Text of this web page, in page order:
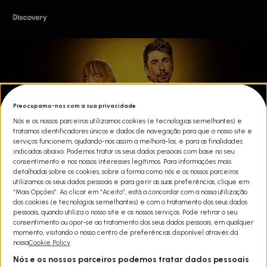
A FEBRE DO OURO T14
Preocupamo-nos com a sua privacidade
Nós e os nossos parceiros utilizamos cookies (e tecnologias semelhantes) e
tratamos identificadores únicos e dados de navegação para que o nosso site e
serviços funcionem, ajudando-nos assim a melhorá-los, e para as finalidades
indicadas abaixo. Podemos tratar os seus dados pessoais com base no seu
consentimento e nos nossos interesses legítimos. Para informações mais
detalhadas sobre os cookies, sobre a forma como nós e os nossos parceiros
utilizamos os seus dados pessoais e para gerir as suas preferências, clique em
“Mais Opções”. Ao clicar em “Aceito”, está a concordar com a nossa utilização
dos cookies (e tecnologias semelhantes) e com o tratamento dos seus dados
pessoais, quando utiliza o nosso site e os nossos serviços. Pode retirar o seu
consentimento ou opor-se ao tratamento dos seus dados pessoais, em qualquer
momento, visitando o nosso centro de preferências disponível através da
nossaCookie Policy
Nós e os nossos parceiros podemos tratar dados pessoais